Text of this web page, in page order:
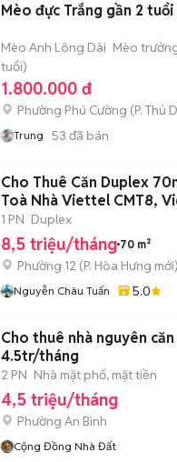
Mèo đực Trắng gần 2 tuổi
Mèo Anh Lông Dài Mèo
tuổi)
1.800.000 đ
Phường Phú Cường (P. Thủ
Trung 53 đã bán
Cho Thuê Căn Duplex
Toà Nhà Viettel CMT8,
viên
1 PN Duplex
8,5 triệu/tháng 70 m²
Phường 12 (P. Hòa Hưng mới)
Nguyễn Châu Tuấn 5.0
Cho thuê nhà nguyên căn
4.5tr/tháng
2 PN Nhà mặt phố, mặt tiền
4,5 triệu/tháng
Phường An Bình
Cộng Đồng Nhà Đất